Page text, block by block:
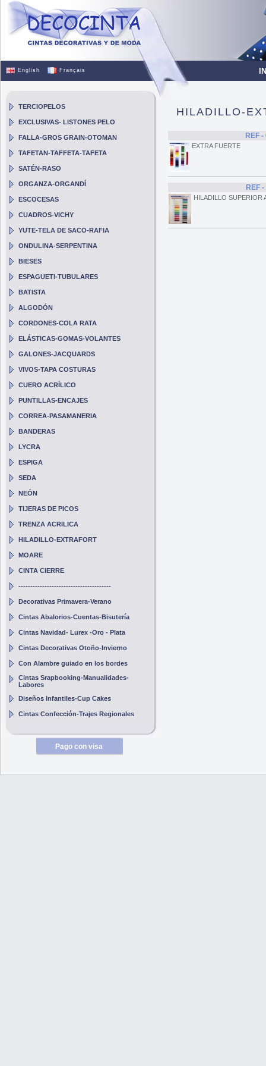
English Français
TERCIOPELOS
EXCLUSIVAS- LISTONES PELO
FALLA-GROS GRAIN-OTOMAN
TAFETAN-TAFFETA-TAFETA
SATÉN-RASO
ORGANZA-ORGANDÍ
ESCOCESAS
CUADROS-VICHY
YUTE-TELA DE SACO-RAFIA
ONDULINA-SERPENTINA
BIESES
ESPAGUETI-TUBULARES
BATISTA
ALGODÓN
CORDONES-COLA RATA
ELÁSTICAS-GOMAS-VOLANTES
GALONES-JACQUARDS
VIVOS-TAPA COSTURAS
CUERO ACRÍLICO
PUNTILLAS-ENCAJES
CORREA-PASAMANERIA
BANDERAS
LYCRA
ESPIGA
SEDA
NEÓN
TIJERAS DE PICOS
TRENZA ACRILICA
HILADILLO-EXTRAFORT
MOARE
CINTA CIERRE
---------------------------------------
Decorativas Primavera-Verano
Cintas Abalorios-Cuentas-Bisutería
Cintas Navidad- Lurex -Oro - Plata
Cintas Decorativas Otoño-Invierno
Con Alambre guiado en los bordes
Cintas Srapbooking-Manualidades-
Labores
Diseños Infantiles-Cup Cakes
Cintas Confección-Trajes Regionales
Pago con visa
HILADILLO-
REF
EXTRA FUERTE
REF
HILADILLO SUPERIOR